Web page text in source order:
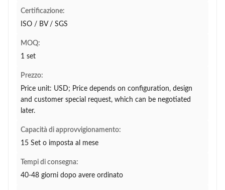
Certificazione:
ISO / BV / SGS
MOQ:
1 set
Prezzo:
Price unit: USD; Price depends on configuration, design
and customer special request, which can be negotiated
later.
Capacità di approvvigionamento:
15 Set o imposta al mese
Tempi di consegna:
40-48 giorni dopo avere ordinato